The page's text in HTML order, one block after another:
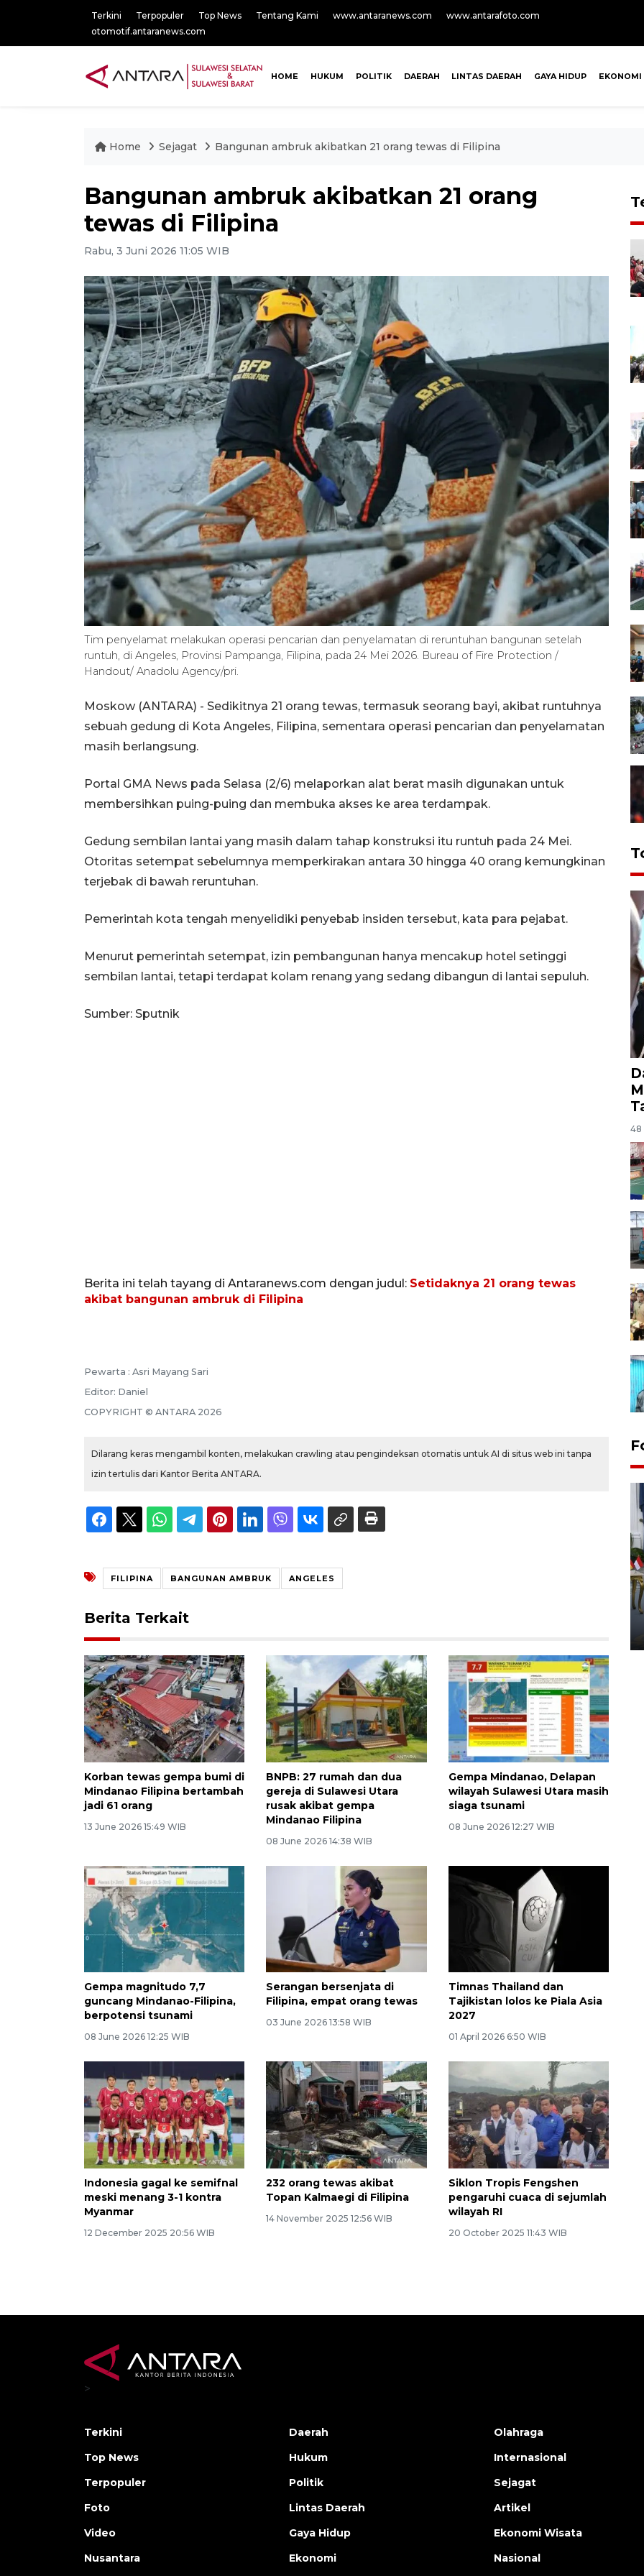
Terkini Terpopuler Top News Tentang Kami www.antaranews.com
www.antarafoto.com
otomotif.antaranews.com
HOME HUKUM POLITIK DAERAH LINTAS DAERAH GAYA HIDUP EKONOMI
Home Sejagat Bangunan ambruk akibatkan 21 orang tewas di Filipina
Bangunan ambruk akibatkan 21 orang
tewas di Filipina
Rabu, 3 Juni 2026 11:05 WIB
Tim penyelamat melakukan operasi pencarian dan penyelamatan di reruntuhan bangunan setelah
runtuh, di Angeles, Provinsi Pampanga, Filipina, pada 24 Mei 2026. Bureau of Fire Protection /
Handout/ Anadolu Agency/pri.
Moskow (ANTARA) - Sedikitnya 21 orang tewas, termasuk seorang bayi, akibat runtuhnya
sebuah gedung di Kota Angeles, Filipina, sementara operasi pencarian dan penyelamatan
masih berlangsung.
Portal GMA News pada Selasa (2/6) melaporkan alat berat masih digunakan untuk
membersihkan puing-puing dan membuka akses ke area terdampak.
Gedung sembilan lantai yang masih dalam tahap konstruksi itu runtuh pada 24 Mei.
Otoritas setempat sebelumnya memperkirakan antara 30 hingga 40 orang kemungkinan
terjebak di bawah reruntuhan.
Pemerintah kota tengah menyelidiki penyebab insiden tersebut, kata para pejabat.
Menurut pemerintah setempat, izin pembangunan hanya mencakup hotel setinggi
sembilan lantai, tetapi terdapat kolam renang yang sedang dibangun di lantai sepuluh.
Sumber: Sputnik
Berita ini telah tayang di Antaranews.com dengan judul: Setidaknya 21 orang tewas
akibat bangunan ambruk di Filipina
Pewarta : Asri Mayang Sari
Editor: Daniel
COPYRIGHT © ANTARA 2026
Dilarang keras mengambil konten, melakukan crawling atau pengindeksan otomatis untuk AI di situs web ini tanpa
izin tertulis dari Kantor Berita ANTARA.
FILIPINA BANGUNAN AMBRUK ANGELES
Berita Terkait
Korban tewas gempa bumi di
Mindanao Filipina bertambah
jadi 61 orang
13 June 2026 15:49 WIB
BNPB: 27 rumah dan dua
gereja di Sulawesi Utara
rusak akibat gempa
Mindanao Filipina
08 June 2026 14:38 WIB
Gempa Mindanao, Delapan
wilayah Sulawesi Utara masih
siaga tsunami
08 June 2026 12:27 WIB
Gempa magnitudo 7,7
guncang Mindanao-Filipina,
berpotensi tsunami
08 June 2026 12:25 WIB
Serangan bersenjata di
Filipina, empat orang tewas
03 June 2026 13:58 WIB
Timnas Thailand dan
Tajikistan lolos ke Piala Asia
2027
01 April 2026 6:50 WIB
Indonesia gagal ke semifnal
meski menang 3-1 kontra
Myanmar
12 December 2025 20:56 WIB
232 orang tewas akibat
Topan Kalmaegi di Filipina
14 November 2025 12:56 WIB
Siklon Tropis Fengshen
pengaruhi cuaca di sejumlah
wilayah RI
20 October 2025 11:43 WIB
48
>
Terkini
Top News
Terpopuler
Foto
Video
Nusantara
Daerah
Hukum
Politik
Lintas Daerah
Gaya Hidup
Ekonomi
Olahraga
Internasional
Sejagat
Artikel
Ekonomi Wisata
Nasional